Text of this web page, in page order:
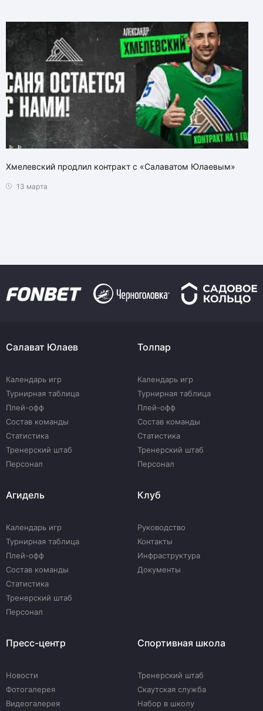
Хмелевский продлил контракт с «Салаватом Юлаевым»
13 марта
Салават Юлаев
Календарь игр
Турнирная таблица
Плей-офф
Состав команды
Статистика
Тренерский штаб
Персонал
Толпар
Календарь игр
Турнирная таблица
Плей-офф
Состав команды
Статистика
Тренерский штаб
Персонал
Агидель
Календарь игр
Турнирная таблица
Плей-офф
Состав команды
Статистика
Тренерский штаб
Персонал
Клуб
Руководство
Контакты
Инфраструктура
Документы
Пресс-центр
Новости
Фотогалерея
Видеогалерея
Спортивная школа
Тренерский штаб
Скаутская служба
Набор в школу